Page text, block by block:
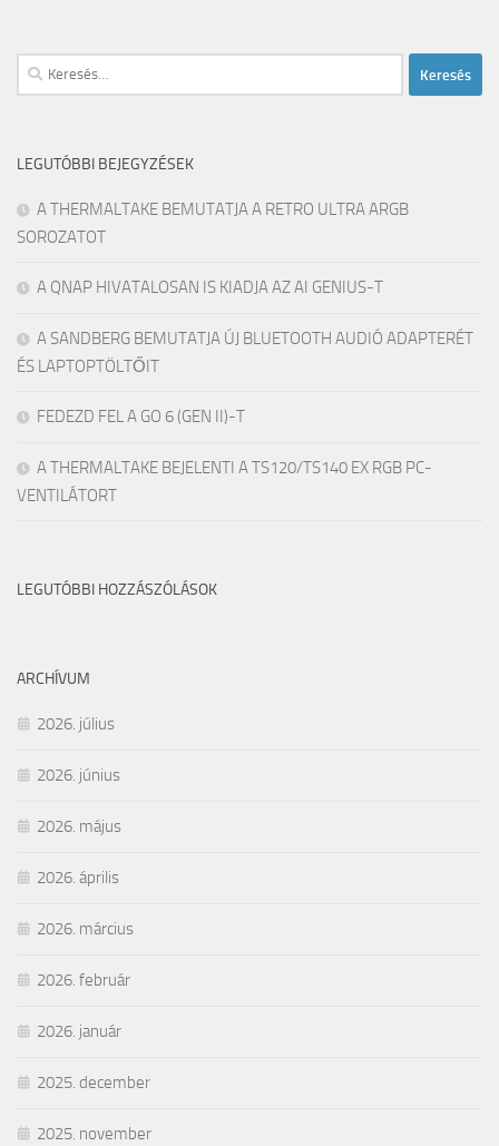
Keresés:
LEGUTÓBBI BEJEGYZÉSEK
A THERMALTAKE BEMUTATJA A RETRO ULTRA ARGB
SOROZATOT
A QNAP HIVATALOSAN IS KIADJA AZ AI GENIUS-T
A SANDBERG BEMUTATJA ÚJ BLUETOOTH AUDIÓ ADAPTERÉT
ÉS LAPTOPTÖLTŐIT
FEDEZD FEL A GO 6 (GEN II)-T
A THERMALTAKE BEJELENTI A TS120/TS140 EX RGB PC-
VENTILÁTORT
LEGUTÓBBI HOZZÁSZÓLÁSOK
ARCHÍVUM
2026. július
2026. június
2026. május
2026. április
2026. március
2026. február
2026. január
2025. december
2025. november